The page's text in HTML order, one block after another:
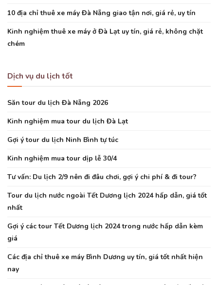
10 địa chỉ thuê xe máy Đà Nẵng giao tận nơi, giá rẻ, uy tín
Kinh nghiệm thuê xe máy ở Đà Lạt uy tín, giá rẻ, không chặt
chém
Dịch vụ du lịch tốt
Săn tour du lịch Đà Nẵng 2026
Kinh nghiệm mua tour du lịch Đà Lạt
Gợi ý tour du lịch Ninh Bình tự túc
Kinh nghiệm mua tour dịp lễ 30/4
Tư vấn: Du lịch 2/9 nên đi đâu chơi, gợi ý chi phí & đi tour?
Tour du lịch nước ngoài Tết Dương lịch 2024 hấp dẫn, giá tốt
nhất
Gợi ý các tour Tết Dương lịch 2024 trong nước hấp dẫn kèm
giá
Các địa chỉ thuê xe máy Bình Dương uy tín, giá tốt nhất hiện
nay